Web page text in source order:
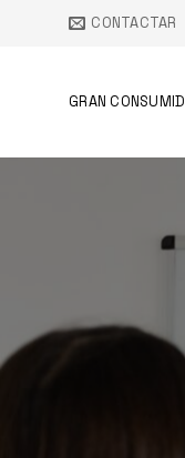
CONTACTAR
GRAN